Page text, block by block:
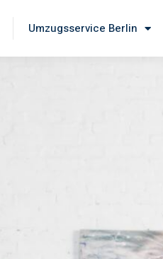
Umzugsservice Berlin